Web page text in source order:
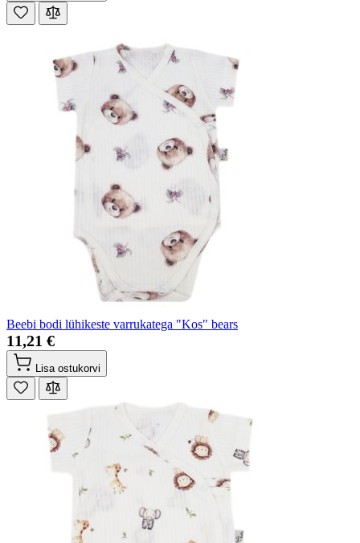
Beebi bodi lühikeste varrukatega "Kos" bears
11,21 €
Lisa ostukorvi